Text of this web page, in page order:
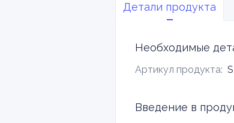
Детали продукта
Необходимые
Артикул продукта:
Введение в